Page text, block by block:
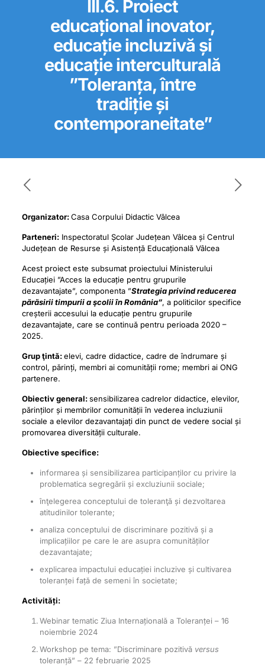
III.6. Proiect
educațional inovator,
educație incluzivă și
educație interculturală
”Toleranța, între
tradiție și
contemporaneitate”
Organizator:Casa Corpului Didactic Vâlcea
Parteneri:Inspectoratul Școlar Județean Vâlcea și Centrul
Județean de Resurse și Asistență Educațională Vâlcea
Acest proiect este subsumat proiectului Ministerului
Educației ”Acces la educație pentru grupurile
dezavantajate”, componenta ”Strategia privind reducerea
părăsirii timpurii a şcolii în România”, a politicilor specifice
creșterii accesului la educație pentru grupurile
dezavantajate, care se continuă pentru perioada 2020 –
2025.
Grup ţintă:elevi, cadre didactice, cadre de îndrumare și
control, părinți, membri ai comunității rome; membri ai ONG
partenere.
Obiectiv general:sensibilizarea cadrelor didactice, elevilor,
părinților și membrilor comunității în vederea incluziunii
sociale a elevilor dezavantajați din punct de vedere social și
promovarea diversității culturale.
Obiective specifice:
informarea și sensibilizarea participanților cu privire la
problematica segregării și excluziunii sociale;
înţelegerea conceptului de toleranţă și dezvoltarea
atitudinilor tolerante;
analiza conceptului de discriminare pozitivă și a
implicațiilor pe care le are asupra comunităților
dezavantajate;
explicarea impactului educației incluzive și cultivarea
toleranței față de semeni în societate;
Activități:
Webinar tematic Ziua Internațională a Toleranței – 16
noiembrie 2024
Workshop pe tema: ”Discriminare pozitivă versus
toleranță” – 22 februarie 2025